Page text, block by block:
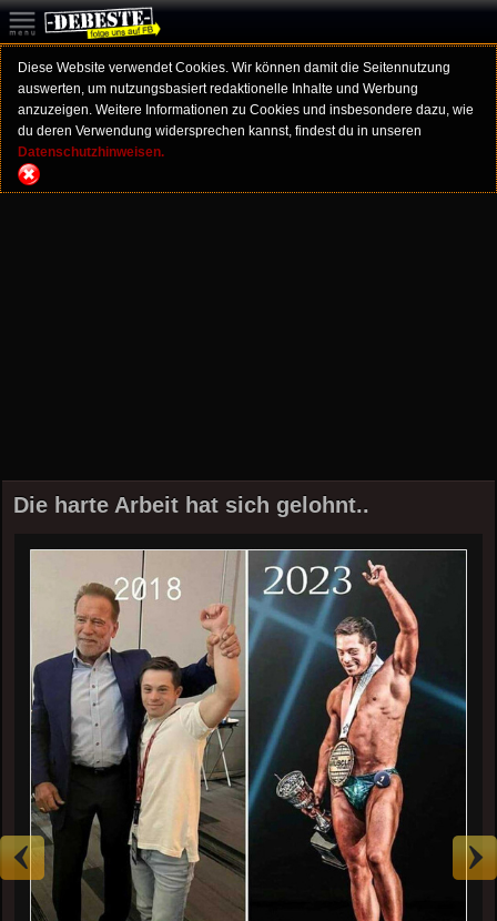
Diese Website verwendet Cookies. Wir können damit die Seitennutzung
auswerten, um nutzungsbasiert redaktionelle Inhalte und Werbung
anzuzeigen. Weitere Informationen zu Cookies und insbesondere dazu, wie
du deren Verwendung widersprechen kannst, findest du in unseren
Datenschutzhinweisen.
Die harte Arbeit hat sich gelohnt..